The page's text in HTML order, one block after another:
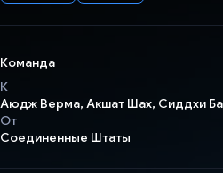
Команда
К
Аюдж Верма, Акшат Шах, Сиддхи
От
Соединенные Штаты